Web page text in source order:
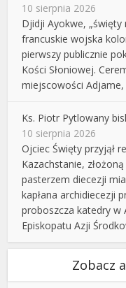
10 sierpnia 2026
Djidji Ayokwe,
francuskie wojska
pierwszy publicznie
Kości Słoniowej.
miejscowości
Ks. Piotr Pytlowany
10 sierpnia 2026
Ojciec Święty przyjął
Kazachstanie,
pasterzem diecezji
kapłana archidiecezji
proboszcza katedry w
Episkopatu Azji
Zobacz